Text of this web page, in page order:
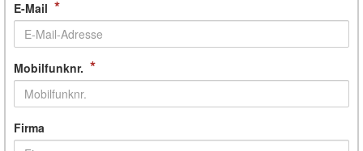
E-Mail *
Mobilfunknr. *
Firma